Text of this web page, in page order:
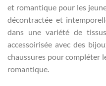
et romantique pour les
décontractée et
dans une variété de
accessoirisée avec des
chaussures pour compléter
romantique.